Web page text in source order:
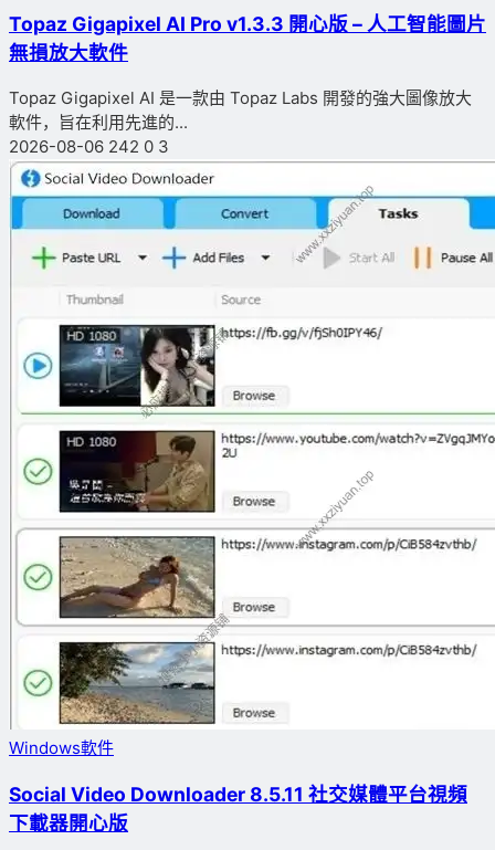
Topaz Gigapixel AI Pro v1.3.3 開心版 – 人工智能圖片
無損放大軟件
Topaz Gigapixel AI 是一款由 Topaz Labs 開發的強大圖像放大
軟件，旨在利用先進的...
2026-08-06 242 0 3
Windows軟件
Social Video Downloader 8.5.11 社交媒體平台視頻
下載器開心版